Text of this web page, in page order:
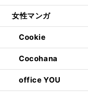
女性マンガ
Cookie
Cocohana
office YOU